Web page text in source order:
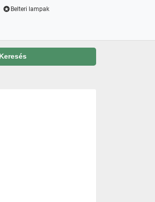
Belteri lampak
Keresés